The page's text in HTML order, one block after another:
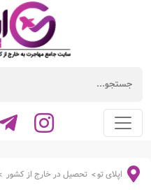
اپلای تو> تحصیل در خارج از کشور